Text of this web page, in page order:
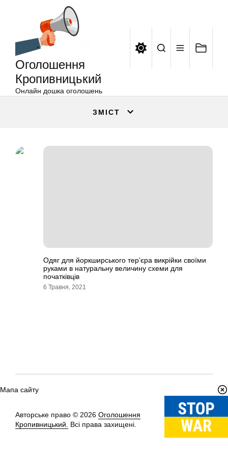
Оголошення
Кропивницький
Онлайн дошка оголошень
ЗМІСТ
Одяг для йоркширського тер’єра викрійки своїми
руками в натуральну величину схеми для
початківців
6 Травня, 2021
Мапа сайту
Авторське право © 2026 Оголошення
Кропивницький.
Всі права захищені.
Вгору